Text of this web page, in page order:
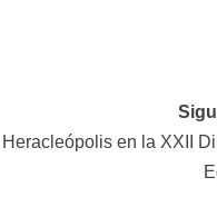
en la XXII